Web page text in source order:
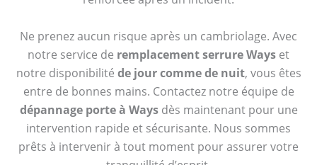
Ne prenez aucun risque après un cambriolage. Avec
notre service de remplacement serrure Ways et
notre disponibilité de jour comme de nuit, vous êtes
entre de bonnes mains. Contactez notre équipe de
dépannage porte à Waysdès maintenant pour une
intervention rapide et sécurisante. Nous sommes
prêts à intervenir à tout moment pour assurer votre